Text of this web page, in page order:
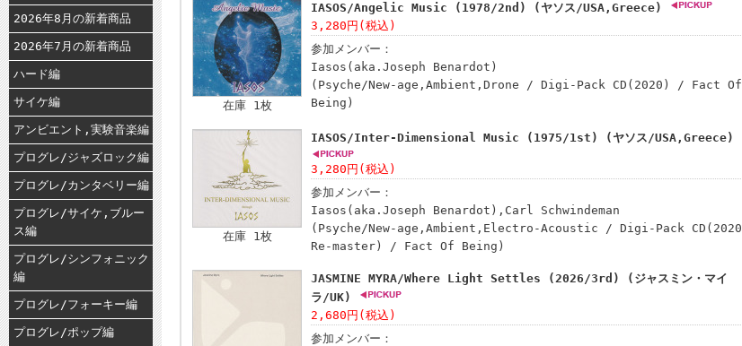
2026年8月の新着商品
2026年7月の新着商品
ハード編
サイケ編
アンビエント,実験音楽編
プログレ/ジャズロック編
プログレ/カンタベリー編
プログレ/サイケ,ブルー
ス編
プログレ/シンフォニック
編
プログレ/フォーキー編
プログレ/ポップ編
在庫 1枚
IASOS/Angelic Music (1978/2nd) (ヤソス/USA,Greece)
3,280円(税込)
参加メンバー：
Iasos(aka.Joseph Benardot)
(Psyche/New-age,Ambient,Drone / Digi-Pack CD(2020) / Fact Of
Being)
在庫 1枚
IASOS/Inter-Dimensional Music (1975/1st) (ヤソス/USA,Greece)
3,280円(税込)
参加メンバー：
Iasos(aka.Joseph Benardot),Carl Schwindeman
(Psyche/New-age,Ambient,Electro-Acoustic / Digi-Pack CD(2020
Re-master) / Fact Of Being)
JASMINE MYRA/Where Light Settles (2026/3rd) (ジャスミン・マイ
ラ/UK)
2,680円(税込)
参加メンバー：